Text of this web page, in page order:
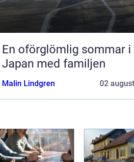
En oförglömlig sommar i
Japan med familjen
Malin Lindgren 02